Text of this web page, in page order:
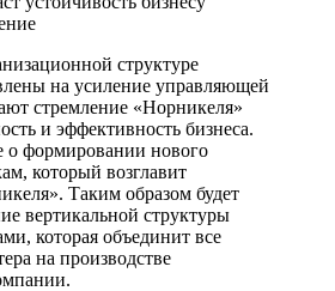
структуре
на усиление управляющей
стремление «Норникеля»
и эффективность бизнеса.
о формировании нового
который возглавит
Таким образом будет
вертикальной структуры
которая объединит все
на производстве